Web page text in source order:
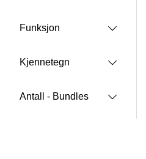
Funksjon
Kjennetegn
Antall - Bundles